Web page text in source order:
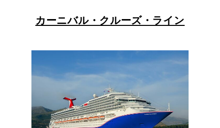
カーニバル・クルーズ・ライン